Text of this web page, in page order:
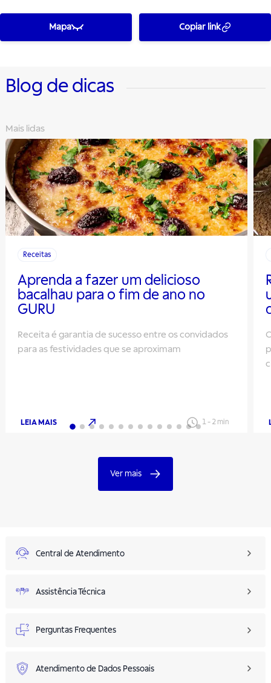
Mapa Copiar link
Blog de dicas
Mais lidas
Receitas
Aprenda a fazer um delicioso
bacalhau para o fim de ano no
GURU
Receita é garantia de sucesso entre os convidados
para as festividades que se aproximam
LEIA MAIS 1- 2 min
Ver mais
Central de Atendimento
Assistência Técnica
Perguntas Frequentes
Atendimento de Dados Pessoais